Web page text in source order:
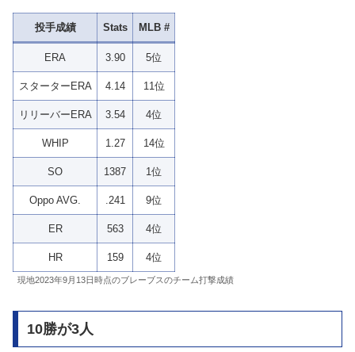
投手成績 Stats MLB #
ERA 3.90 5位
スターターERA 4.14 11位
リリーバーERA 3.54 4位
WHIP 1.27 14位
SO 1387 1位
Oppo AVG. .241 9位
ER 563 4位
HR 159 4位
現地2023年9月13日時点のブレーブスのチーム打撃成績
10勝が3人